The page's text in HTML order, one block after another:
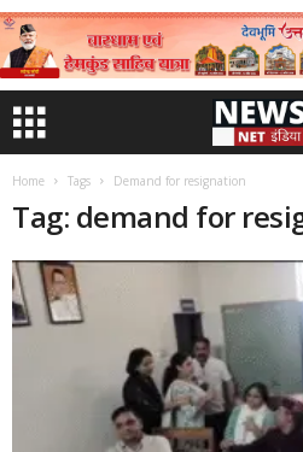
Home Tags Demand for resignation
Tag: demand for